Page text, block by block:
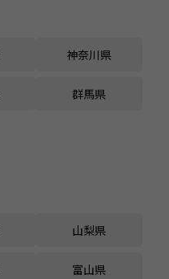
神奈川県
群馬県
山梨県
富山県